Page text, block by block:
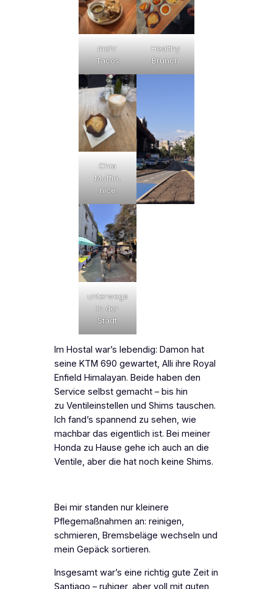
mehr
Tacos
Healthy
Brunch
Chia
Muffin,
nice
unterwegs
in der
Stadt
Im Hostal war’s lebendig: Damon hat
seine KTM 690 gewartet, Alli ihre Royal
Enfield Himalayan. Beide haben den
Service selbst gemacht – bis hin
zu Ventileinstellen und Shims tauschen.
Ich fand’s spannend zu sehen, wie
machbar das eigentlich ist. Bei meiner
Honda zu Hause gehe ich auch an die
Ventile, aber die hat noch keine Shims.
Bei mir standen nur kleinere
Pflegemaßnahmen an: reinigen,
schmieren, Bremsbeläge wechseln und
mein Gepäck sortieren.
Insgesamt war’s eine richtig gute Zeit in
Santiago – ruhiger, aber voll mit guten